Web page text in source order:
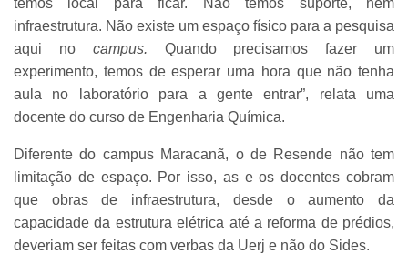
temos local para ficar. Não temos suporte, nem
infraestrutura. Não existe um espaço físico para a pesquisa
aqui no campus.
Quando precisamos fazer um
experimento, temos de esperar uma hora que não tenha
aula no laboratório para a gente entrar”, relata uma
docente do curso de Engenharia Química.
Diferente do campus Maracanã, o de Resende não tem
limitação de espaço. Por isso, as e os docentes cobram
que obras de infraestrutura, desde o aumento da
capacidade da estrutura elétrica até a reforma de prédios,
deveriam ser feitas com verbas da Uerj e não do Sides.